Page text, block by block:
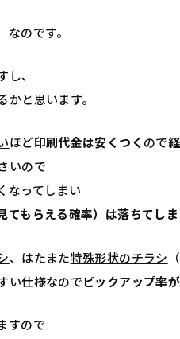
なのです。
し、
かと思います。
ほど印刷代金は安くつく ので
いので
なってしまい
てもらえる確率）は落ちてし
、はたまた特殊形状のチラシ
い仕様なのでピックアップ率
すので